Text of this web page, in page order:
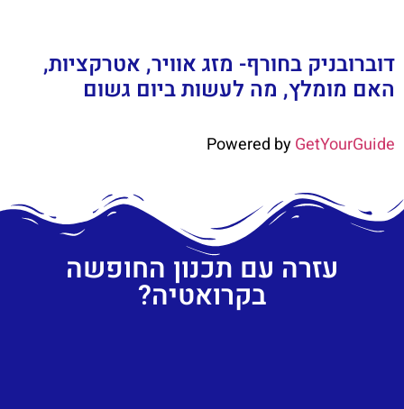
דוברובניק בחורף- מזג אוויר, אטרקציות,
האם מומלץ, מה לעשות ביום גשום
Powered byGetYourGuide
עזרה עם תכנון החופשה
בקרואטיה?